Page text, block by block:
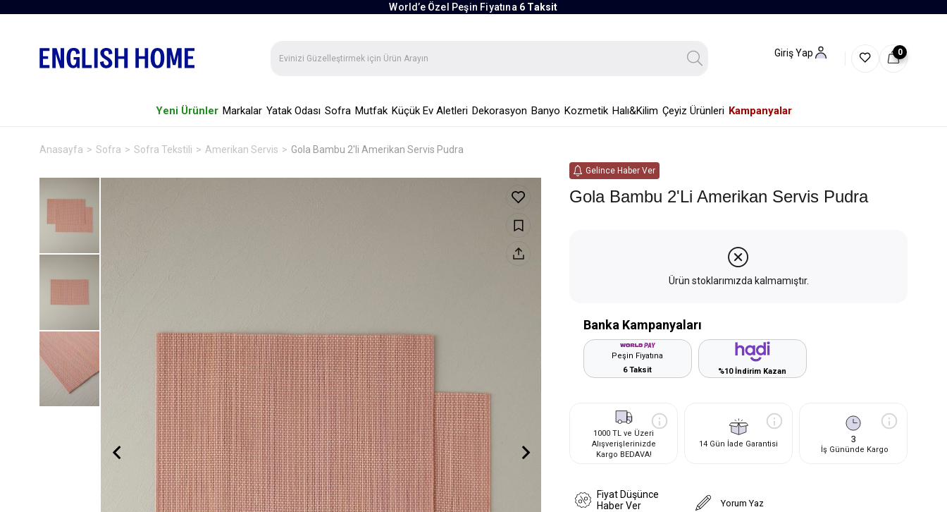
World’e Özel Peşin Fiyatına 6 Taksit
Giriş Yap 0
Yeni Ürünler Markalar Yatak Odası Sofra Mutfak Küçük Ev Aletleri Dekorasyon Banyo Kozmetik Halı&Kilim Çeyiz Ürünleri Kampanyalar
Anasayfa Sofra Sofra Tekstili Amerikan Servis Gola Bambu 2'li Amerikan Servis Pudra
Gelince Haber Ver
Gola Bambu 2'li Amerikan Servis Pudra
Ürün stoklarımızda kalmamıştır.
Banka Kampanyaları
Peşin Fiyatına
6 Taksit
%10 İndirim Kazan
1000 TL ve Üzeri
Alışverişlerinizde
Kargo BEDAVA!
14 Gün İade Garantisi 3
İş Gününde Kargo
Fiyat Düşünce
Haber Ver
Yorum Yaz